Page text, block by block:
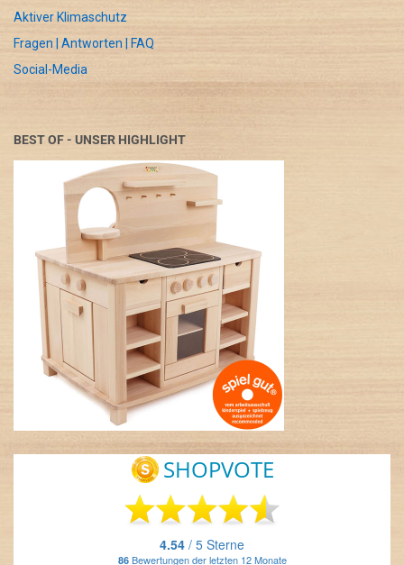
Aktiver Klimaschutz
Fragen | Antworten | FAQ
Social-Media
BEST OF - UNSER HIGHLIGHT